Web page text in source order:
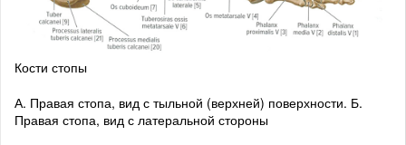
Кости стопы
А. Правая стопа, вид с тыльной (верхней) поверхности. Б.
Правая стопа, вид с латеральной стороны